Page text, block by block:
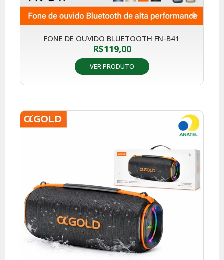
FONE DE OUVIDO BLUETOOTH FN-B41
R$119,00
VER PRODUTO